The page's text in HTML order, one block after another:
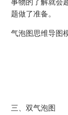
题做了准备。
气泡图思维导图
三、双气泡图